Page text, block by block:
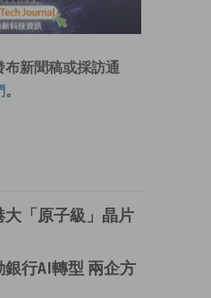
新聞稿或採訪通
。
「原子級」晶片
行AI轉型 兩企方